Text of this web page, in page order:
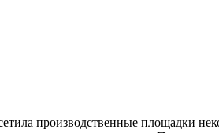
производственные площадки